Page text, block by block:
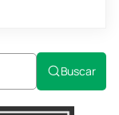
Buscar